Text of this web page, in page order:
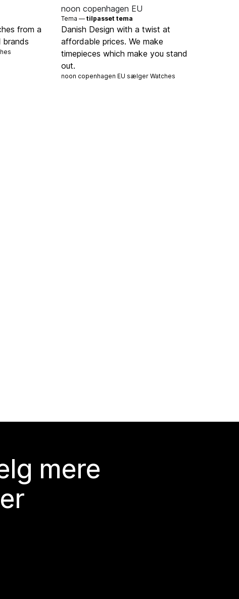
from a
brands
noon copenhagen EU
Tema —tilpasset tema
Danish Design with a twist at
affordable prices. We make
timepieces which make you stand
out.
noon copenhagen EU sælgerWatches
mere